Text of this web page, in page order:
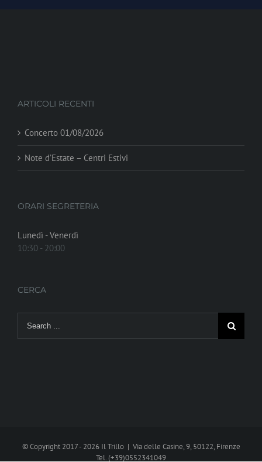
ARTICOLI RECENTI
Concerto 01/08/2026
Note d’Estate – Centri Estivi
ORARI SEGRETERIA
Lunedì - Venerdì
10:30 - 20:00
CERCA
for:
© Copyright 2017 - 2026 Il Trillo | Via delle Casine, 9, 50122, Firenze
Tel. (+39)0552341049